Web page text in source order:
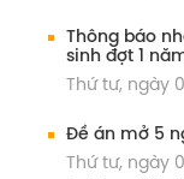
Thông báo
sinh đợt 1
Thứ tư, ngày
Đề án mở 5
Thứ tư, ngày